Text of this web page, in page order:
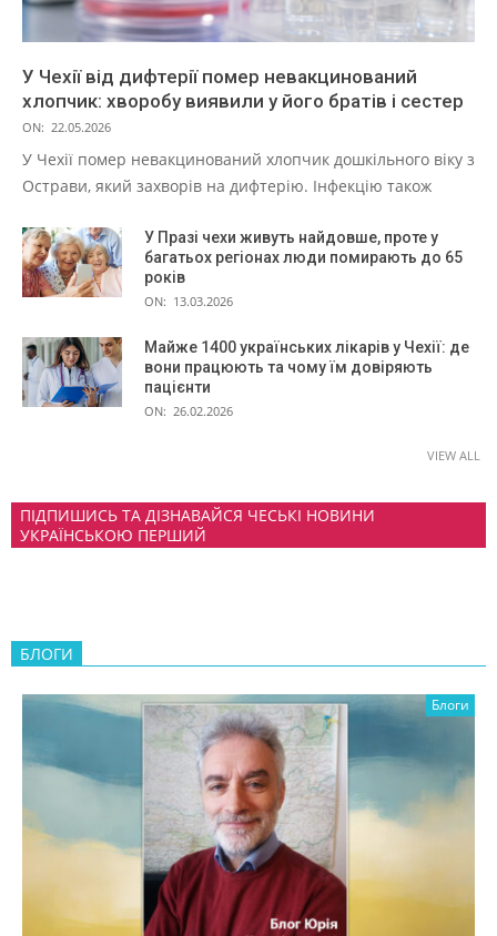
У Чехії від дифтерії помер невакцинований
хлопчик: хворобу виявили у його братів і сестер
ON: 22.05.2026
У Чехії помер невакцинований хлопчик дошкільного віку з
Острави, який захворів на дифтерію. Інфекцію також
У Празі чехи живуть найдовше, проте у
багатьох регіонах люди помирають до 65
років
ON: 13.03.2026
Майже 1400 українських лікарів у Чехії: де
вони працюють та чому їм довіряють
пацієнти
ON: 26.02.2026
VIEW ALL
ПІДПИШИСЬ ТА ДІЗНАВАЙСЯ ЧЕСЬКІ НОВИНИ
УКРАЇНСЬКОЮ ПЕРШИЙ
БЛОГИ
Блоги